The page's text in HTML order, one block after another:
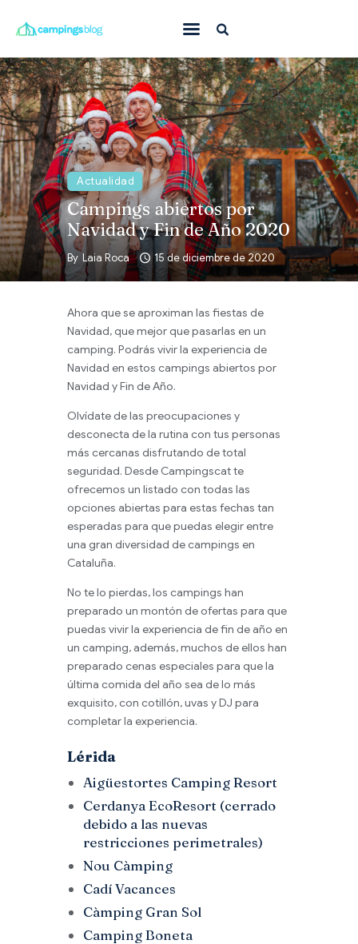
Con mascota
En familia
Donde ir
Qué hacer
Inspiración
Ofertas
Todas
Actualidad
Campings abiertos por
Navidad y Fin de Año 2020
By Laia Roca 15 de diciembre de 2020
Ahora que se aproximan las fiestas de
Navidad, que mejor que pasarlas en un
camping. Podrás vivir la experiencia de
Navidad en estos campings abiertos por
Navidad y Fin de Año.
Olvídate de las preocupaciones y
desconecta de la rutina con tus personas
más cercanas disfrutando de total
seguridad. Desde Campingscat te
ofrecemos un listado con todas las
opciones abiertas para estas fechas tan
esperadas para que puedas elegir entre
una gran diversidad de campings en
Cataluña.
No te lo pierdas, los campings han
preparado un montón de ofertas para que
puedas vivir la experiencia de fin de año en
un camping, además, muchos de ellos han
preparado cenas especiales para que la
última comida del año sea de lo más
exquisito, con cotillón, uvas y DJ para
completar la experiencia.
Lérida
Aigüestortes Camping Resort
Cerdanya EcoResort (cerrado
debido a las nuevas
restricciones perimetrales)
Nou Càmping
Cadí Vacances
Càmping Gran Sol
Camping Boneta